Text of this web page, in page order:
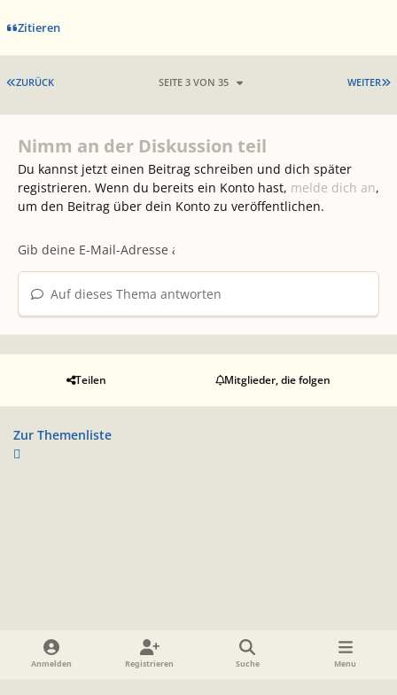
Zitieren
ERSTE SEITE
ZURÜCK WEITER
SEITE 3 VON 35
Nimm an der Diskussion teil
Du kannst jetzt einen Beitrag schreiben und dich später
registrieren. Wenn du bereits ein Konto hast, melde dich an,
um den Beitrag über dein Konto zu veröffentlichen.
Auf dieses Thema antworten
Teilen Mitglieder, die folgen
Zur Themenliste
Heller Modus
Dunkler ModusSystemeinstellung
Anmelden Registrieren Suche Menu